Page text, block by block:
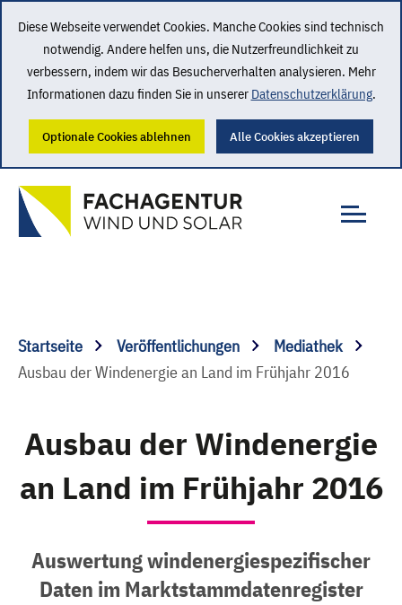
Diese Webseite verwendet Cookies. Manche Cookies sind technisch
notwendig. Andere helfen uns, die Nutzerfreundlichkeit zu
verbessern, indem wir das Besucherverhalten analysieren. Mehr
Informationen dazu finden Sie in unserer Datenschutzerklärung.
Optionale Cookies ablehnen Alle Cookies akzeptieren
Startseite Veröffentlichungen
Mediathek
Ausbau der Windenergie an Land im Frühjahr 2016
Ausbau der Windenergie
an Land im Frühjahr 2016
Auswertung windenergiespezifischer
Daten im Marktstammdatenregister